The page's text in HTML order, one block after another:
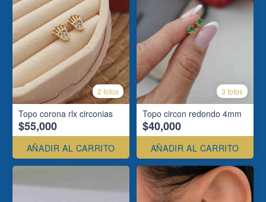
2 fotos
Topo corona rlx circonias
$55,000
AÑADIR AL CARRITO
3 fotos
Topo circon redondo 4mm
$40,000
AÑADIR AL CARRITO